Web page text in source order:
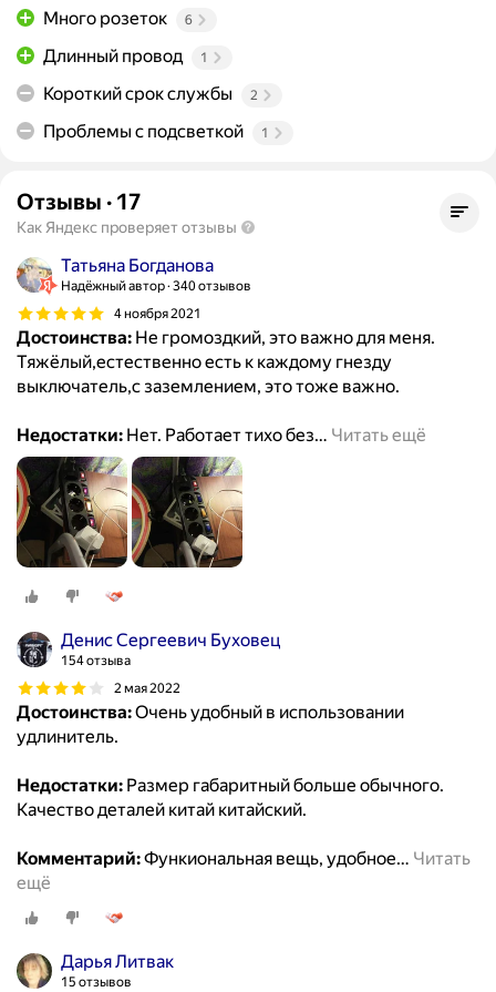
Много розеток 6
Длинный провод 1
Короткий срок службы 2
Проблемы с подсветкой 1
Отзывы · 17
Как Яндекс проверяет отзывы
Татьяна Богданова
Надёжный автор 340 отзывов
4 ноября 2021
Достоинства: Не громоздкий, это важно для меня.
Тяжёлый,естественно есть к каждому гнезду
выключатель,с заземлением, это тоже важно.
Недостатки: Нет. Работает тихо без… Читать ещё
Денис Сергеевич Буховец
154 отзыва
2 мая 2022
Достоинства:Очень удобный в использовании
удлинитель.
Недостатки: Размер габаритный больше обычного.
Качество деталей китай китайский.
Комментарий:Функиональная вещь, удобное… Читать
ещё
Дарья Литвак
15 отзывов